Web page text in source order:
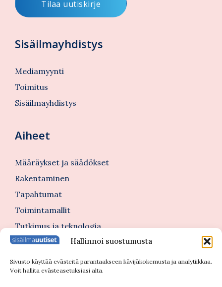
Hallinnoi suostumusta
Sivusto käyttää evästeitä parantaakseen kävijäkokemusta ja analytiikkaa.
Voit hallita evästeasetuksiasi alta.
Sisäilmayhdistys
Mediamyynti
Toimitus
Sisäilmayhdistys
Aiheet
Määräykset ja säädökset
Rakentaminen
Tapahtumat
Toimintamallit
Tutkimus ja teknologia
Tutustu myös